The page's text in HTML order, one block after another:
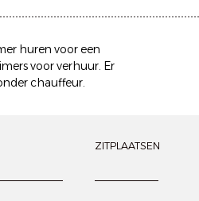
huren voor een
voor verhuur. Er
chauffeur.
ZITPLAATSEN